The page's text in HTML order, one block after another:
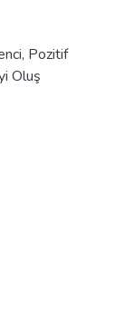
, Pozitif
Oluş